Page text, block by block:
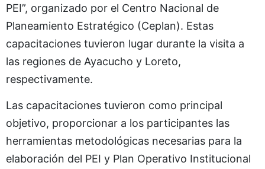
PEI”, organizado por el Centro Nacional de
Planeamiento Estratégico (Ceplan). Estas
capacitaciones tuvieron lugar durante la visita a
las regiones de Ayacucho y Loreto,
respectivamente.
Las capacitaciones tuvieron como principal
objetivo, proporcionar a los participantes las
herramientas metodológicas necesarias para la
elaboración del PEI y Plan Operativo Institucional